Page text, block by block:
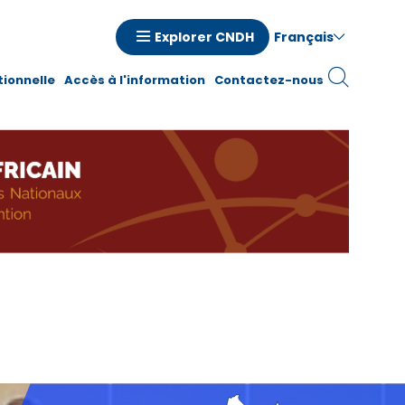
Explorer CNDH Français
Accès à l'information Contactez-nous